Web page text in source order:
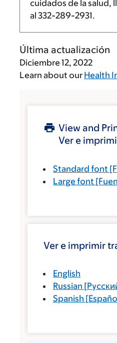
cuidados de la salud,
al 332-289-2931.
Última actualización
Diciembre 12, 2022
Learn about our Health
View and
Ver e
Standard font
Large font
Ver e imprimir
English
Russian [
Spanish [